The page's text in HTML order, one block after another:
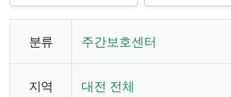
분류 주간보호센터
지역 대전 전체